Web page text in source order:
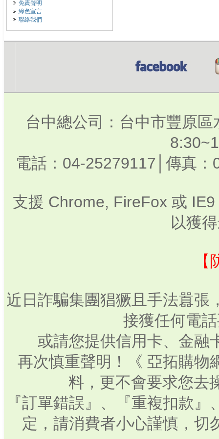
免責聲明
綠色宣言
聯絡我們
台中總公司：台中市豐原
電話：04-25279117│傳真
支援 Chrome, FireFox 或
以獲
近日詐騙集團猖獗且手法囂張
接獲任何電
或請您提供信用卡、金融
再次慎重聲明！《 亞拓購物
料，更不會要求您去
『訂單錯誤』、『重複扣款
定，請消費者小心謹慎，切